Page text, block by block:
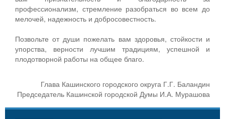
профессионализм, стремление разобраться во всем до
мелочей, надежность и добросовестность.
Позвольте от души пожелать вам здоровья, стойкости и
упорства, верности лучшим традициям, успешной и
плодотворной работы на общее благо.
Глава Кашинского городского округа Г.Г. Баландин
Председатель Кашинской городской Думы И.А. Мурашова